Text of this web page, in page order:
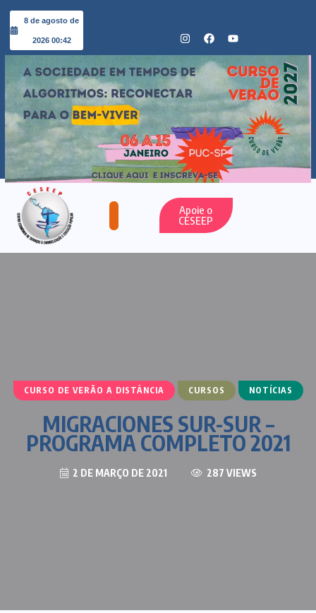
8 de agosto de
2026 00:42
Apoie o
CESEEP
CURSO DE VERÃO A DISTÂNCIA CURSOS NOTÍCIAS
MIGRACIONES SUR-SUR –
PROGRAMA COMPLETO 2021
2 DE MARÇO DE 2021 287 VIEWS